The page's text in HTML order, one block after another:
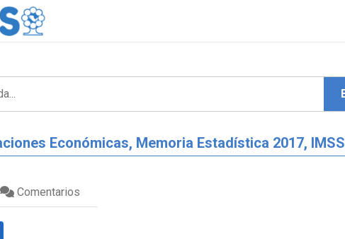
Económicas, Memoria Estadística 2017, IMSS
Comentarios